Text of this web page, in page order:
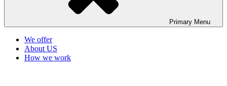
Primary Menu
We offer
About US
How we work